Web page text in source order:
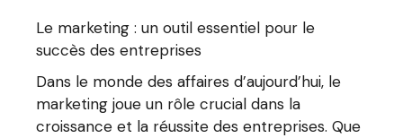
Le marketing : un outil essentiel pour le
succès des entreprises
Dans le monde des affaires d’aujourd’hui, le
marketing joue un rôle crucial dans la
croissance et la réussite des entreprises. Que